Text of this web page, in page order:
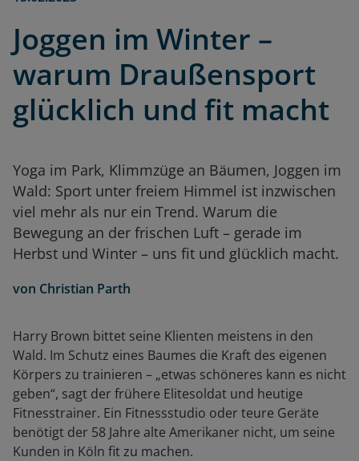
Joggen im Winter –
warum Draußensport
glücklich und fit macht
Yoga im Park, Klimmzüge an Bäumen, Joggen im
Wald: Sport unter freiem Himmel ist inzwischen
viel mehr als nur ein Trend. Warum die
Bewegung an der frischen Luft – gerade im
Herbst und Winter – uns fit und glücklich macht.
von Christian Parth
Harry Brown bittet seine Klienten meistens in den
Wald. Im Schutz eines Baumes die Kraft des eigenen
Körpers zu trainieren – „etwas schöneres kann es nicht
geben“, sagt der frühere Elitesoldat und heutige
Fitnesstrainer. Ein Fitnessstudio oder teure Geräte
benötigt der 58 Jahre alte Amerikaner nicht, um seine
Kunden in Köln fit zu machen.